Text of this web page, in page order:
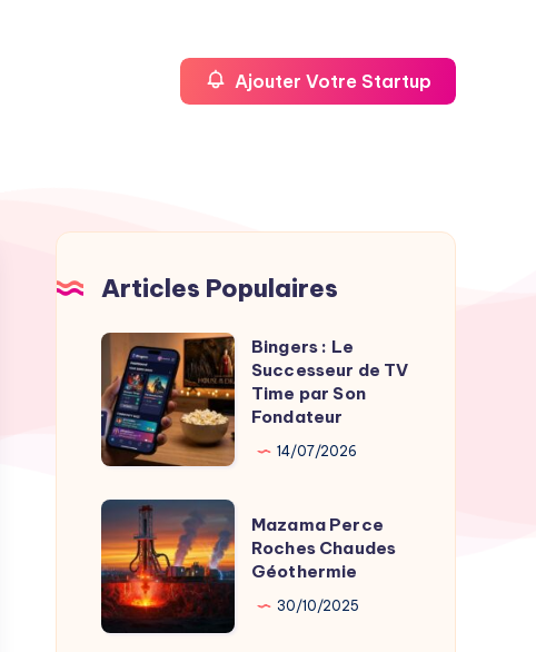
Ajouter Votre Startup
Articles Populaires
Bingers
Le
Successeur
de
TV
Time
par
Son
Fondateur
Bingers : Le
Successeur de TV
Time par Son
Fondateur
14/07/2026
Mazama
Perce
Roches
Chaudes
Géothermie
Mazama Perce
Roches Chaudes
Géothermie
30/10/2025